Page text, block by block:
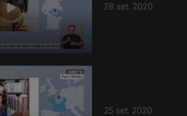
28 set. 2020
25 set. 2020